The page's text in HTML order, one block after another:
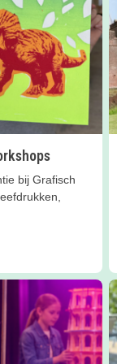
bij Grafisch